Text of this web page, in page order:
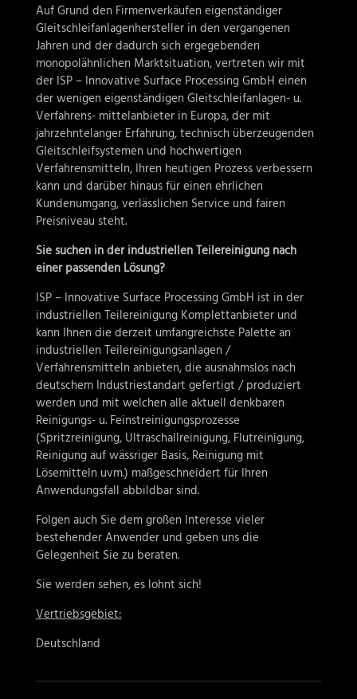
Auf Grund den Firmenverkäufen eigenständiger
Gleitschleifanlagenhersteller in den vergangenen
Jahren und der dadurch sich ergegebenden
monopolähnlichen Marktsituation, vertreten wir mit
der ISP – Innovative Surface Processing GmbH einen
der wenigen eigenständigen Gleitschleifanlagen- u.
Verfahrens- mittelanbieter in Europa, der mit
jahrzehntelanger Erfahrung, technisch überzeugenden
Gleitschleifsystemen und hochwertigen
Verfahrensmitteln, Ihren heutigen Prozess verbessern
kann und darüber hinaus für einen ehrlichen
Kundenumgang, verlässlichen Service und fairen
Preisniveau steht.
Sie suchen in der industriellen Teilereinigung nach
einer passenden Lösung?
ISP – Innovative Surface Processing GmbH ist in der
industriellen Teilereinigung Komplettanbieter und
kann Ihnen die derzeit umfangreichste Palette an
industriellen Teilereinigungsanlagen /
Verfahrensmitteln anbieten, die ausnahmslos nach
deutschem Industriestandart gefertigt / produziert
werden und mit welchen alle aktuell denkbaren
Reinigungs- u. Feinstreinigungsprozesse
(Spritzreinigung, Ultraschallreinigung, Flutreinigung,
Reinigung auf wässriger Basis, Reinigung mit
Lösemitteln uvm.) maßgeschneidert für Ihren
Anwendungsfall abbildbar sind.
Folgen auch Sie dem großen Interesse vieler
bestehender Anwender und geben uns die
Gelegenheit Sie zu beraten.
Sie werden sehen, es lohnt sich!
Vertriebsgebiet:
Deutschland